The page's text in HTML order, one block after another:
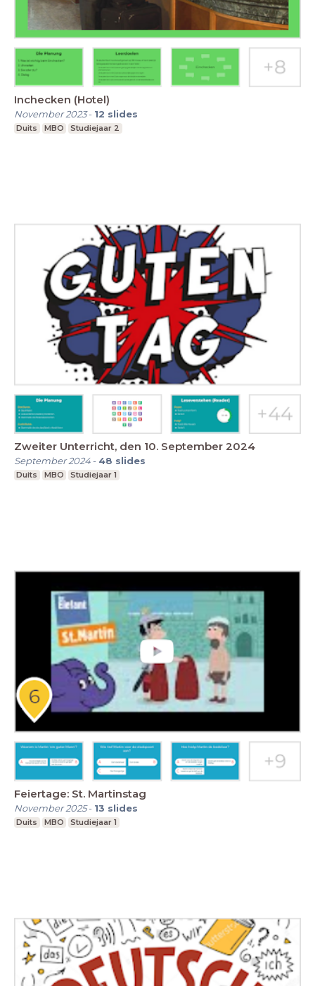
Inchecken (Hotel)
November 2023- 12 slides
Duits MBO Studiejaar 2
Zweiter Unterricht, den 10. September 2024
September 2024- 48 slides
Duits MBO Studiejaar 1
Feiertage: St. Martinstag
November 2025- 13 slides
Duits MBO Studiejaar 1